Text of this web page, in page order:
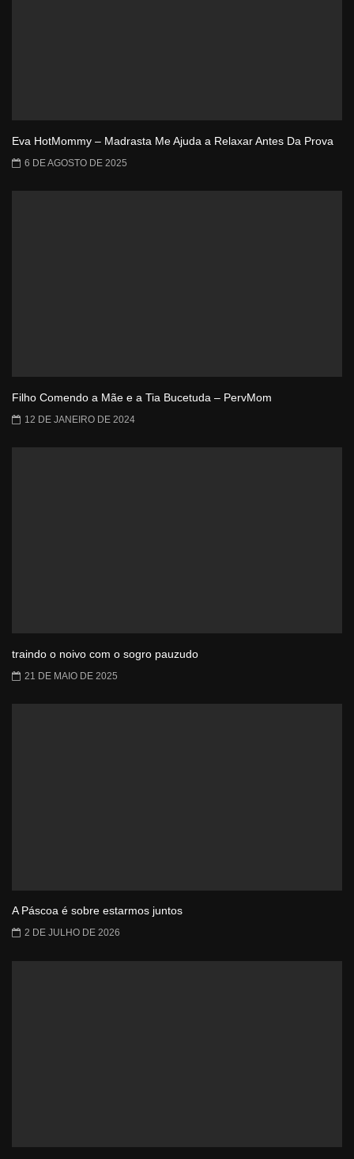
Eva HotMommy – Madrasta Me Ajuda a Relaxar Antes Da Prova
6 DE AGOSTO DE 2025
Filho Comendo a Mãe e a Tia Bucetuda – PervMom
12 DE JANEIRO DE 2024
traindo o noivo com o sogro pauzudo
21 DE MAIO DE 2025
A Páscoa é sobre estarmos juntos
2 DE JULHO DE 2026